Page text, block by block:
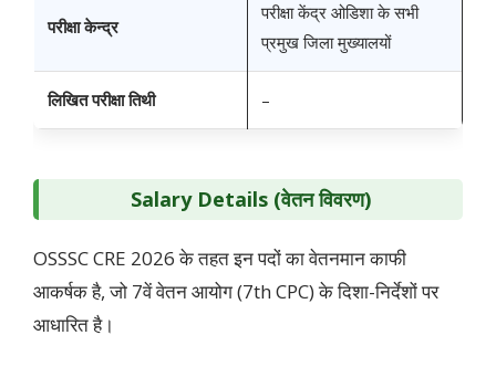
परीक्षा केन्द्र
परीक्षा केंद्र ओडिशा के सभी
प्रमुख जिला मुख्यालयों
लिखित परीक्षा तिथी –
Salary Details (वेतन विवरण)
OSSSC CRE 2026 के तहत इन पदों का वेतनमान काफी
आकर्षक है, जो 7वें वेतन आयोग (7th CPC) के दिशा-निर्देशों पर
आधारित है।